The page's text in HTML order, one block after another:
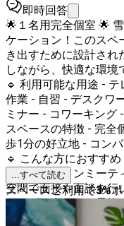
即時回答
🌟１名用完全個室 🌟 雪が谷大塚駅から徒歩1分の便利なロ
ケーション！このスペ
き出すために設計さ
しながら、快適な環境
🔹 利用可能な用途 -
作業 - 自習 - デスクワ
ミナー - コワーキング
スペースの特徴 - 完全
歩1分の好立地 - コン
🔹 こんな方におすす
境でオンラインミーテ
空間で面接や面談を行いたい方 このスペ
ニーズに合わせて柔軟
境を体験してください
...すべて読む
スペースご利用で3%